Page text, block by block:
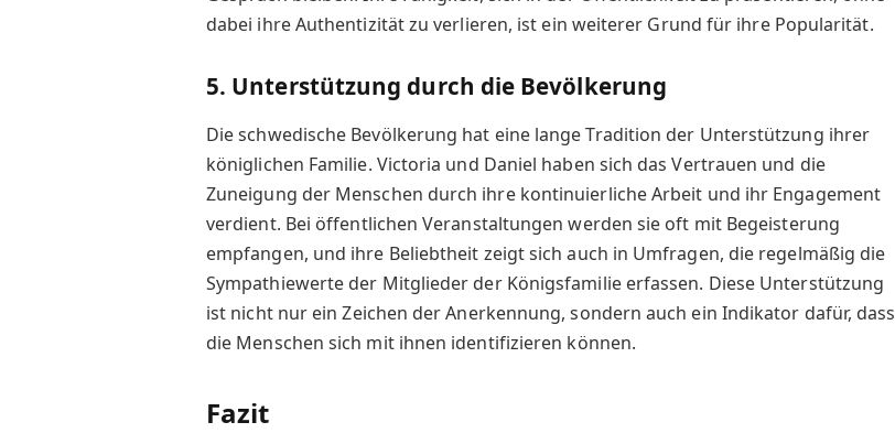
dabei ihre Authentizität zu verlieren, ist ein weiterer Grund für ihre Popularität.
5. Unterstützung durch die Bevölkerung
Die schwedische Bevölkerung hat eine lange Tradition der Unterstützung ihrer
königlichen Familie. Victoria und Daniel haben sich das Vertrauen und die
Zuneigung der Menschen durch ihre kontinuierliche Arbeit und ihr Engagement
verdient. Bei öffentlichen Veranstaltungen werden sie oft mit Begeisterung
empfangen, und ihre Beliebtheit zeigt sich auch in Umfragen, die regelmäßig die
Sympathiewerte der Mitglieder der Königsfamilie erfassen. Diese Unterstützung
ist nicht nur ein Zeichen der Anerkennung, sondern auch ein Indikator dafür, dass
die Menschen sich mit ihnen identifizieren können.
Fazit